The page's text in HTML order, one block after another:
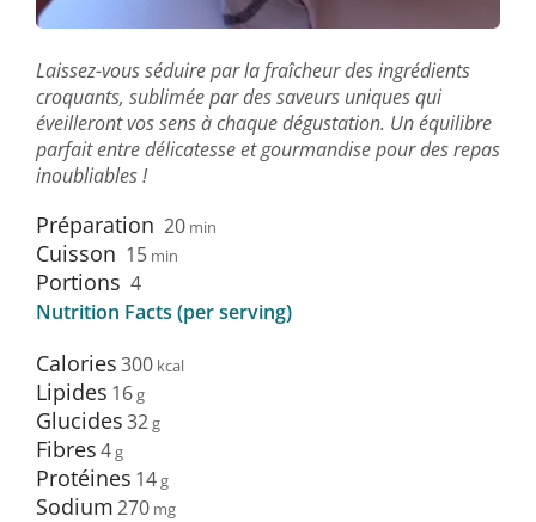
Laissez-vous séduire par la fraîcheur des ingrédients
croquants, sublimée par des saveurs uniques qui
éveilleront vos sens à chaque dégustation. Un équilibre
parfait entre délicatesse et gourmandise pour des repas
inoubliables !
Préparation 20 min
Cuisson 15 min
Portions 4
Nutrition Facts (per serving)
Calories300
Lipides 16
Glucides32
Fibres4
Protéines 14
Sodium270